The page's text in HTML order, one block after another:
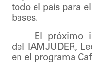
todo el país para
bases.
El próximo
del IAMJUDER,
en el programa